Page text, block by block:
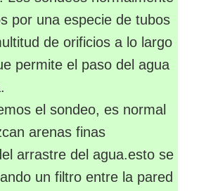
por una especie de tubos
de orificios a lo largo
permite el paso del agua
el sondeo, es normal
arenas finas
arrastre del agua.esto se
un filtro entre la pared